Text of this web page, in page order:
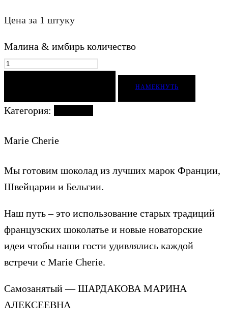
Цена за 1 штуку
Малина & имбирь количество
НАМЕКНУТЬ
Категория:
Marie Cherie
Мы готовим шоколад из лучших марок Франции,
Швейцарии и Бельгии.
Наш путь – это использование старых традиций
французских шоколатье и новые новаторские
идеи чтобы наши гости удивлялись каждой
встречи с Marie Cherie.
Самозанятый — ШАРДАКОВА МАРИНА
АЛЕКСЕЕВНА